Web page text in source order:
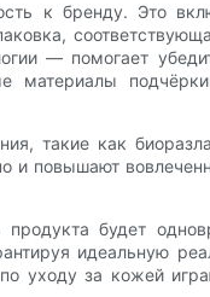
к бренду. Это
— помогает
материалы
такие как
и повышают
будет
идеальную
уходу за кожей